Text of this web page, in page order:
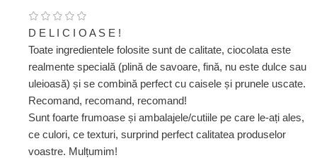
D E L I C I O A S E !
Toate ingredientele folosite sunt de calitate, ciocolata este
realmente specială (plină de savoare, fină, nu este dulce sau
uleioasă) și se combină perfect cu caisele și prunele uscate.
Recomand, recomand, recomand!
Sunt foarte frumoase și ambalajele/cutiile pe care le-ați ales,
ce culori, ce texturi, surprind perfect calitatea produselor
voastre. Mulțumim!